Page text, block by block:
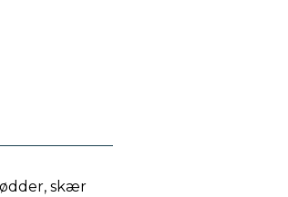
skær